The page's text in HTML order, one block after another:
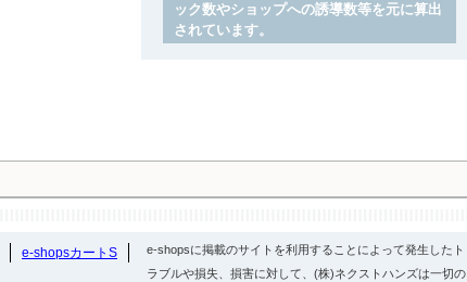
ック数やショップへの誘導数等を元に算出
されています。
e-shopsカートS
e-shopsに掲載のサイトを利用することによって発生したト
ラブルや損失、損害に対して、(株)ネクストハンズは一切の